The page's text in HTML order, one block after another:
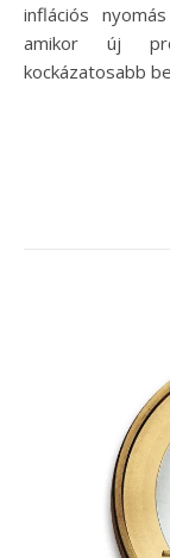
inflációs
amikor új
kockázatosabb